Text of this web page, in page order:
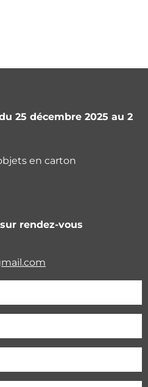
25 décembre 2025 au 2
en carton
rendez-vous